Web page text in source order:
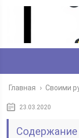
Главная › Своими
23.03.2020
Содержание